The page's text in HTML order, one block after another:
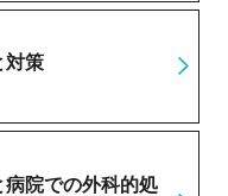
対策
院での外科的処